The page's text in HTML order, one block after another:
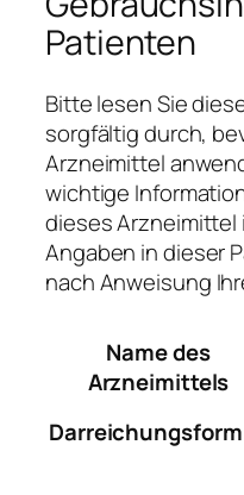
Patienten
Bitte lesen Sie
sorgfältig durch,
Arzneimittel
wichtige
dieses Arzneimittel
Angaben in dieser
nach Anweisung
Name des
Arzneimittels
Darreichungsform